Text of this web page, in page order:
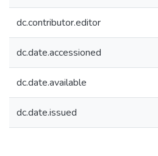
dc.contributor.editor
dc.date.accessioned
dc.date.available
dc.date.issued